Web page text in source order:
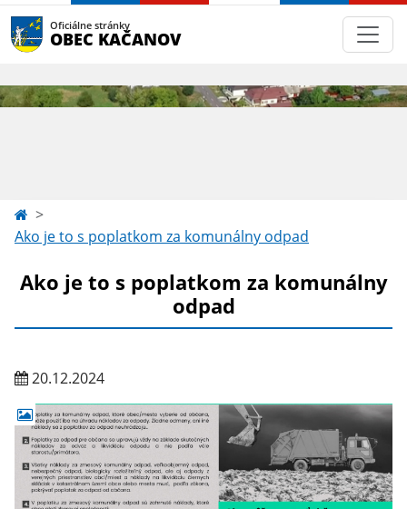
Oficiálne stránky
OBEC KAČANOV
Ako je to s poplatkom za komunálny odpad
Ako je to s poplatkom za komunálny
odpad
20.12.2024